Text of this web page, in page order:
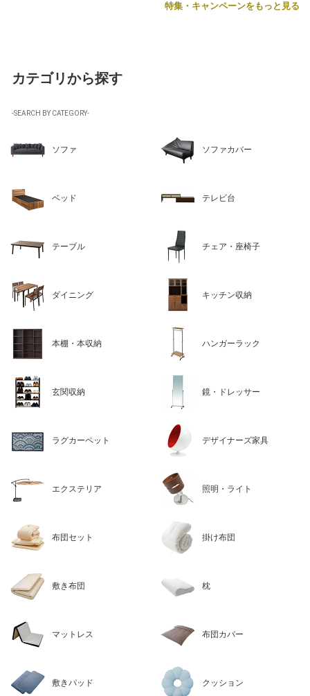
特集・キャンペーンをもっと見る
カテゴリから探す
-SEARCH BY CATEGORY-
ソファ ソファカバー
ベッド テレビ台
テーブル チェア・座椅子
ダイニング キッチン収納
本棚・本収納 ハンガーラック
玄関収納 鏡・ドレッサー
ラグカーペット デザイナーズ家具
エクステリア 照明・ライト
布団セット 掛け布団
敷き布団 枕
マットレス 布団カバー
敷きパッド クッション